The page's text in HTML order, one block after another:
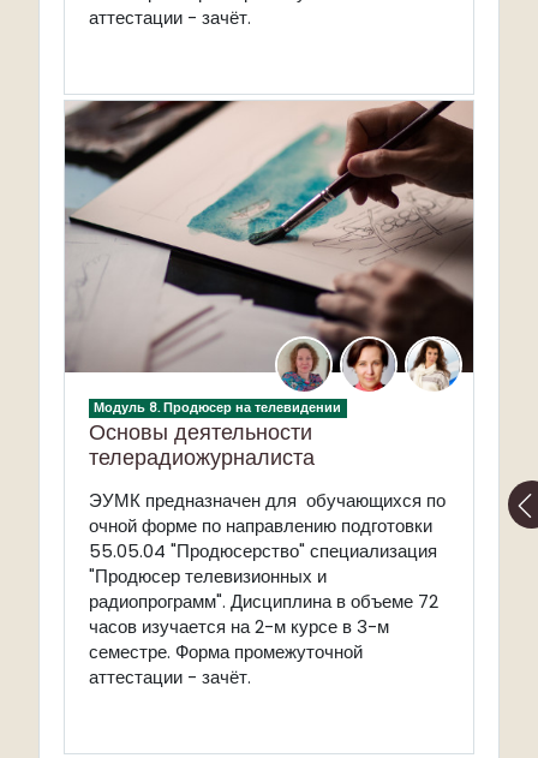
аттестации - зачёт.
Модуль 8. Продюсер на телевидении
Основы деятельности
телерадиожурналиста
ЭУМК предназначен для обучающихся по
очной форме по направлению подготовки
55.05.04 "Продюсерство" специализация
"Продюсер телевизионных и
радиопрограмм". Дисциплина в объеме 72
часов изучается на 2-м курсе в 3-м
семестре. Форма промежуточной
аттестации - зачёт.